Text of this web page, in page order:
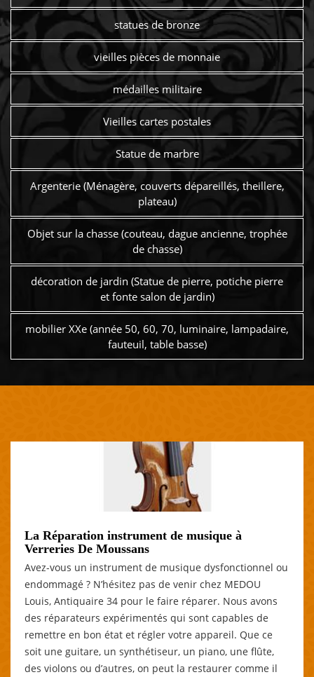
statues de bronze
vieilles pièces de monnaie
médailles militaire
Vieilles cartes postales
Statue de marbre
Argenterie (Ménagère, couverts dépareillés, theillere,
plateau)
Objet sur la chasse (couteau, dague ancienne, trophée
de chasse)
décoration de jardin (Statue de pierre, potiche pierre
et fonte salon de jardin)
mobilier XXe (année 50, 60, 70, luminaire, lampadaire,
fauteuil, table basse)
La Réparation instrument de musique à
Verreries De Moussans
Avez-vous un instrument de musique dysfonctionnel ou
endommagé ? N’hésitez pas de venir chez MEDOU
Louis, Antiquaire 34 pour le faire réparer. Nous avons
des réparateurs expérimentés qui sont capables de
remettre en bon état et régler votre appareil. Que ce
soit une guitare, un synthétiseur, un piano, une flûte,
des violons ou d’autres, on peut la restaurer comme il